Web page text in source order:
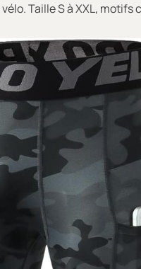
Taille S à XXL, motifs